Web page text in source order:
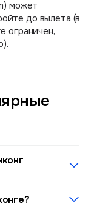
может
до вылета (в
ограничен,
(около 1,1%),